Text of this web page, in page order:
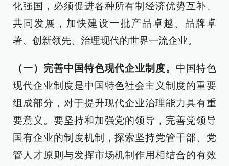
化强国，必须促进各种所有制经济优势互补、
共同发展，加快建设一批产品卓越、品牌卓
著、创新领先、治理现代的世界一流企业。
（一）完善中国特色现代企业制度。 中国特色
现代企业制度是中国特色社会主义制度的重要
组成部分，对于提升现代企业治理能力具有重
要意义。要坚持和加强党的领导，完善党领导
国有企业的制度机制，探索坚持党管干部、党
管人才原则与发挥市场机制作用相结合的有效